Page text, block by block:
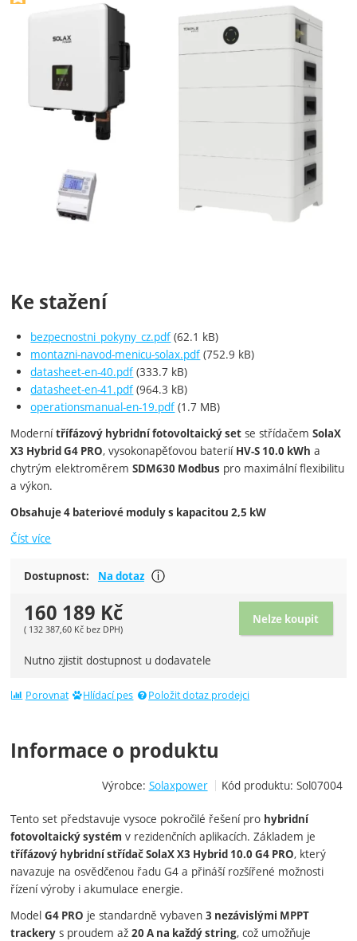
Ke stažení
bezpecnostni_pokyny_cz.pdf (62.1 kB)
montazni-navod-menicu-solax.pdf (752.9 kB)
datasheet-en-40.pdf (333.7 kB)
datasheet-en-41.pdf (964.3 kB)
operationsmanual-en-19.pdf (1.7 MB)
Modernítřífázový hybridní fotovoltaický set se střídačemSolaX
X3 Hybrid G4 PRO, vysokonapěťovou baterií HV-S 10.0 kWh a
chytrým elektroměremSDM630 Modbus pro maximální flexibilitu
a výkon.
Obsahuje 4 bateriové moduly s kapacitou 2,5 kW
Číst více
Dostupnost: Na dotaz
160 189 Kč
( 132 387,60 Kč bez DPH)
Nelze koupit
Nutno zjistit dostupnost u dodavatele
Porovnat Hlídací pes Položit dotaz prodejci
Informace o produktu
Výrobce: Solaxpower Kód produktu: Sol07004
Tento set představuje vysoce pokročilé řešení pro hybridní
fotovoltaický systém v rezidenčních aplikacích. Základem je
třífázový hybridní střídač SolaX X3 Hybrid 10.0 G4 PRO, který
navazuje na osvědčenou řadu G4 a přináší rozšířené možnosti
řízení výroby i akumulace energie.
ModelG4 PRO je standardně vybaven3 nezávislými MPPT
trackery s proudem až20 A na každý string, což umožňuje